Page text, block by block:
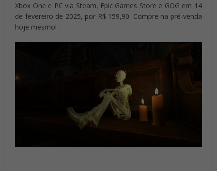
Xbox One e PC via Steam, Epic Games Store e GOG em 14
de fevereiro de 2025, por R$ 159,90. Compre na pré-venda
hoje mesmo!